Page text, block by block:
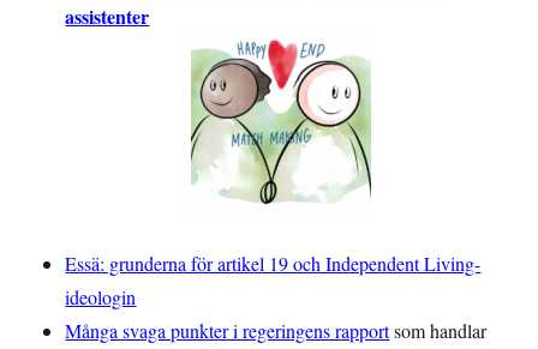
assistenter
Essä: grunderna för artikel 19 och Independent Living-
ideologin
Många svaga punkter i regeringens rapportsom handlar